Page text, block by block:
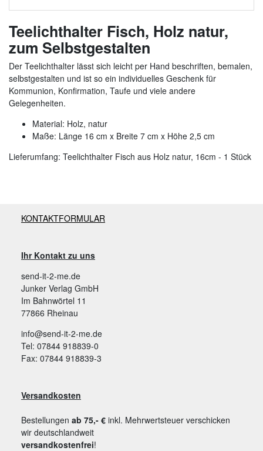
Teelichthalter Fisch, Holz natur,
zum Selbstgestalten
Der Teelichthalter lässt sich leicht per Hand beschriften, bemalen,
selbstgestalten und ist so ein individuelles Geschenk für
Kommunion, Konfirmation, Taufe und viele andere
Gelegenheiten.
Material: Holz, natur
Maße: Länge 16 cm x Breite 7 cm x Höhe 2,5 cm
Lieferumfang: Teelichthalter Fisch aus Holz natur, 16cm - 1 Stück
KONTAKTFORMULAR
Ihr Kontakt zu uns
send-it-2-me.de
Junker Verlag GmbH
Im Bahnwörtel 11
77866 Rheinau
info@send-it-2-me.de
Tel: 07844 918839-0
Fax: 07844 918839-3
Versandkosten
Bestellungen ab 75,- € inkl. Mehrwertsteuer verschicken
wir deutschlandweit
versandkostenfrei!